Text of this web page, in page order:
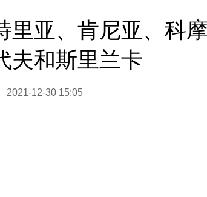
亚、肯尼亚、科摩
夫和斯里兰卡
2021-12-30 15:05